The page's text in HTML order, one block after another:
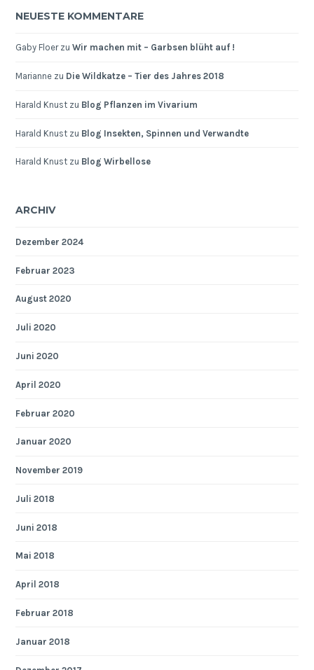
NEUESTE KOMMENTARE
Gaby FloerzuWir machen mit – Garbsen blüht auf !
Marianne zu Die Wildkatze – Tier des Jahres 2018
Harald Knust zu Blog Pflanzen im Vivarium
Harald Knust zu Blog Insekten, Spinnen und Verwandte
Harald Knust zu Blog Wirbellose
ARCHIV
Dezember 2024
Februar 2023
August 2020
Juli 2020
Juni 2020
April 2020
Februar 2020
Januar 2020
November 2019
Juli 2018
Juni 2018
Mai 2018
April 2018
Februar 2018
Januar 2018